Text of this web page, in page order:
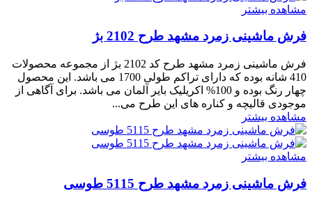
مشاهده بیشتر
فرش ماشینی زمرد مشهد طرح 2102 بژ
فرش ماشینی زمرد مشهد طرح کد 2102 بژ از مجموعه محصولات
410 شانه بوده که دارای تراکم طولی 1700 می باشد. این محصول
چهار رنگ بوده و 100% اکریلیک بایر آلمان می باشد. برای آگاهی از
موجودی قالیچه و کناره های این طرح می...
مشاهده بیشتر
مشاهده بیشتر
فرش ماشینی زمرد مشهد طرح 5115 طوسی